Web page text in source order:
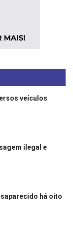
veículos
ilegal e
há oito